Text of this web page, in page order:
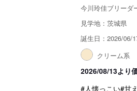
今川玲佳ブリーダ
見学地：茨城県
誕生日：2026/06/
クリーム系
2026/08/13より
#人懐っこい#甘